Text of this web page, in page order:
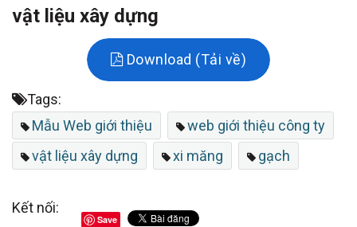
vật liệu xây dựng
Download (Tải về)
Tags:
Mẫu Web giới thiệu
web giới thiệu công ty
vật liệu xây dựng
xi măng gạch
Kết nối:
Save